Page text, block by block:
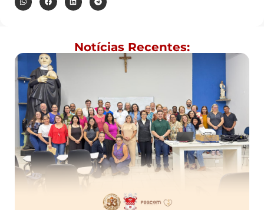
Notícias Recentes: